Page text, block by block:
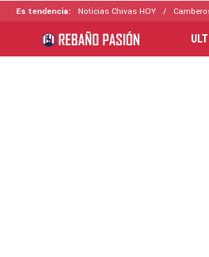
Es tendencia: Noticias Chivas HOY